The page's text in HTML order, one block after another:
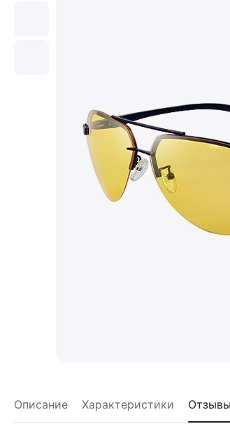
Описание Характеристики Отзывы